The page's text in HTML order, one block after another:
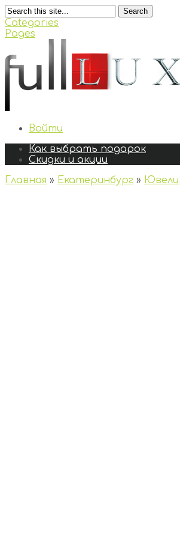
Search
Categories
Pages
Войти
Как выбрать подарок
Скидки и акции
Главная » Екатеринбург »